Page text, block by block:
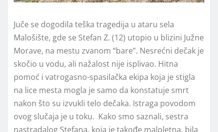
Juče se dogodila teška tragedija u ataru sela
Malošište, gde se Stefan Z. (12) utopio u blizini Južne
Morave, na mestu zvanom “bare”. Nesrećni dečak je
skočio u vodu, ali nažalost nije isplivao. Hitna
pomoć i vatrogasno-spasilačka ekipa koja je stigla
na lice mesta mogla je samo da konstatuje smrt
nakon što su izvukli telo dečaka. Istraga povodom
ovog slučaja je u toku. Kako smo saznali, sestra
nastradalog Stefana, koja je takođe maloletna, bila